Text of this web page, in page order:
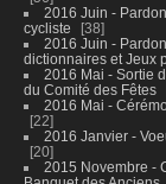
2016 Juin -
cycliste
38
2016 Juin -
dictionnaires et Jeux
2016 Mai - Sortie
du Comité des Fêtes
2016 Mai -
22
2016 Janvier -
20
2015 Novembre -